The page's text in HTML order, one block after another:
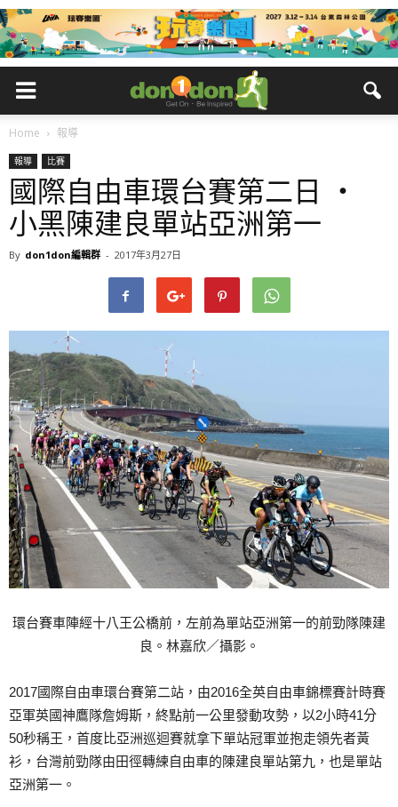
Home 報導
報導 比賽
國際自由車環台賽第二日 ‧
小黑陳建良單站亞洲第一
By don1don編輯群 - 2017年3月27日
環台賽車陣經十八王公橋前，左前為單站亞洲第一的前勁隊陳建
良。林嘉欣／攝影。
2017國際自由車環台賽第二站，由2016全英自由車錦標賽計時賽
亞軍英國神鷹隊詹姆斯，終點前一公里發動攻勢，以2小時41分
50秒稱王，首度比亞洲巡迴賽就拿下單站冠軍並抱走領先者黃
衫，台灣前勁隊由田徑轉練自由車的陳建良單站第九，也是單站
亞洲第一。